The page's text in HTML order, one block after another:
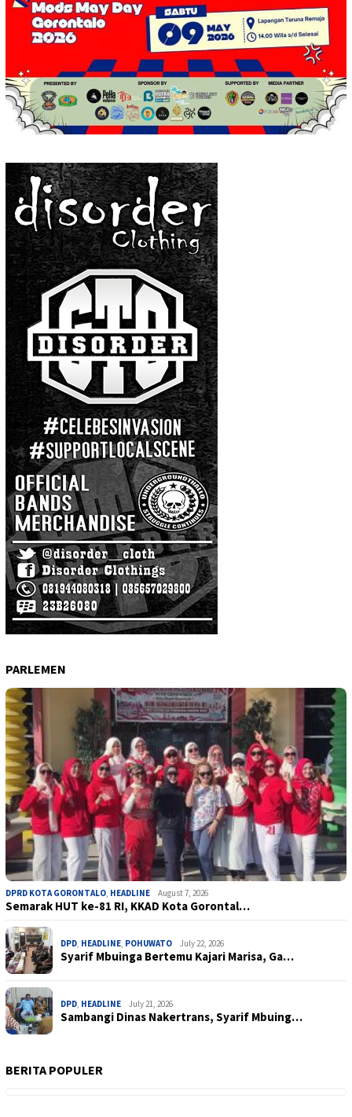
PARLEMEN
DPRD KOTA GORONTALO, HEADLINE August 7, 2026
Semarak HUT ke-81 RI, KKAD Kota Gorontal…
DPD, HEADLINE, POHUWATO July 22, 2026
Syarif Mbuinga Bertemu Kajari Marisa, Ga…
DPD, HEADLINE July 21, 2026
Sambangi Dinas Nakertrans, Syarif Mbuing…
BERITA POPULER